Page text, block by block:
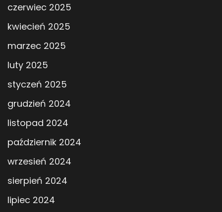
czerwiec 2025
kwiecień 2025
marzec 2025
luty 2025
styczeń 2025
grudzień 2024
listopad 2024
październik 2024
wrzesień 2024
sierpień 2024
lipiec 2024